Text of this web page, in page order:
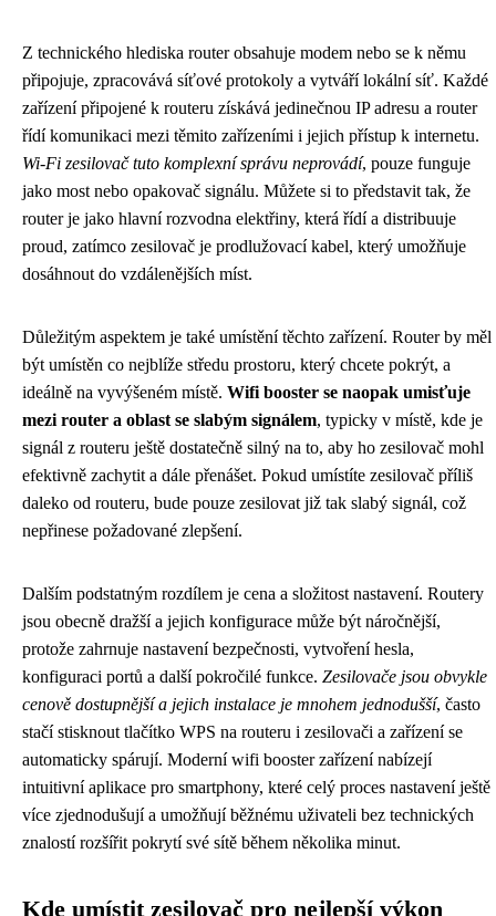
Z technického hlediska router obsahuje modem nebo se k němu
připojuje, zpracovává síťové protokoly a vytváří lokální síť. Každé
zařízení připojené k routeru získává jedinečnou IP adresu a router
řídí komunikaci mezi těmito zařízeními i jejich přístup k internetu.
Wi-Fi zesilovač tuto komplexní správu neprovádí, pouze funguje
jako most nebo opakovač signálu. Můžete si to představit tak, že
router je jako hlavní rozvodna elektřiny, která řídí a distribuuje
proud, zatímco zesilovač je prodlužovací kabel, který umožňuje
dosáhnout do vzdálenějších míst.
Důležitým aspektem je také umístění těchto zařízení. Router by měl
být umístěn co nejblíže středu prostoru, který chcete pokrýt, a
ideálně na vyvýšeném místě. Wifi booster se naopak umisťuje
mezi router a oblast se slabým signálem, typicky v místě, kde je
signál z routeru ještě dostatečně silný na to, aby ho zesilovač mohl
efektivně zachytit a dále přenášet. Pokud umístíte zesilovač příliš
daleko od routeru, bude pouze zesilovat již tak slabý signál, což
nepřinese požadované zlepšení.
Dalším podstatným rozdílem je cena a složitost nastavení. Routery
jsou obecně dražší a jejich konfigurace může být náročnější,
protože zahrnuje nastavení bezpečnosti, vytvoření hesla,
konfiguraci portů a další pokročilé funkce. Zesilovače jsou obvykle
cenově dostupnější a jejich instalace je mnohem jednodušší, často
stačí stisknout tlačítko WPS na routeru i zesilovači a zařízení se
automaticky spárují. Moderní wifi booster zařízení nabízejí
intuitivní aplikace pro smartphony, které celý proces nastavení ještě
více zjednodušují a umožňují běžnému uživateli bez technických
znalostí rozšířit pokrytí své sítě během několika minut.
Kde umístit zesilovač pro nejlepší výkon